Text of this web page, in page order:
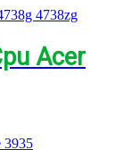
Acer